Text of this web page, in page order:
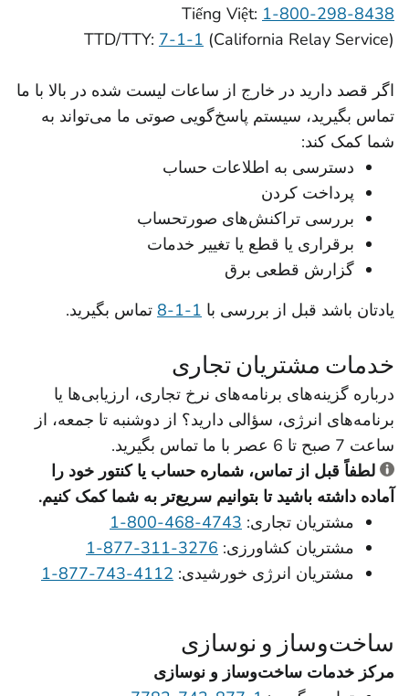
Tiếng Việt: 1-800-298-8438
TTD/TTY: 7-1-1 (California Relay Service)
اگر قصد دارید در خارج از ساعات لیست شده در بالا با ما
تماس بگیرید، سیستم پاسخ‌گویی صوتی ما می‌تواند به
شما کمک کند:
دسترسی به اطلاعات حساب
پرداخت کردن
بررسی تراکنش‌های صورتحساب
برقراری یا قطع یا تغییر خدمات
گزارش قطعی برق
یادتان باشد قبل از بررسی با ‎8-1-1 تماس بگیرید.
خدمات مشتریان تجاری
درباره گزینه‌های برنامه‌های نرخ تجاری، ارزیابی‌ها یا
برنامه‌های انرژی، سؤالی دارید؟ از دوشنبه تا جمعه، از
ساعت 7 صبح تا 6 عصر با ما تماس بگیرید.
لطفاً قبل از تماس، شماره حساب یا کنتور خود را
آماده داشته باشید تا بتوانیم سریع‌تر به شما کمک کنیم.
مشتریان تجاری: ‎1-800-468-4743
مشتریان کشاورزی: ‎1-877-311-3276
مشتریان انرژی خورشیدی: ‎1-877-743-4112
ساخت‌وساز و نوسازی
مرکز خدمات ساخت‌وساز و نوسازی